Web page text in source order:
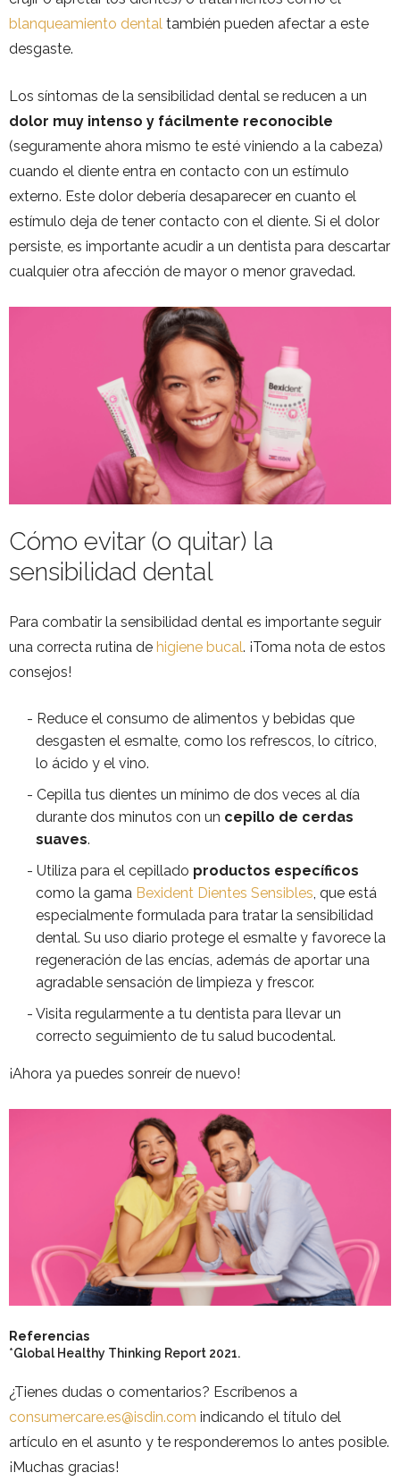
blanqueamiento dental también pueden afectar a este
desgaste.
Los síntomas de la sensibilidad dental se reducen a un
dolor muy intenso y fácilmente reconocible
(seguramente ahora mismo te esté viniendo a la cabeza)
cuando el diente entra en contacto con un estímulo
externo. Este dolor debería desaparecer en cuanto el
estímulo deja de tener contacto con el diente. Si el dolor
persiste, es importante acudir a un dentista para descartar
cualquier otra afección de mayor o menor gravedad.
Cómo evitar (o quitar) la
sensibilidad dental
Para combatir la sensibilidad dental es importante seguir
una correcta rutina de higiene bucal. ¡Toma nota de estos
consejos!
Reduce el consumo de alimentos y bebidas que
desgasten el esmalte, como los refrescos, lo cítrico,
lo ácido y el vino.
Cepilla tus dientes un mínimo de dos veces al día
durante dos minutos con un cepillo de cerdas
suaves.
Utiliza para el cepillado productos específicos
como la gama Bexident Dientes Sensibles , que está
especialmente formulada para tratar la sensibilidad
dental. Su uso diario protege el esmalte y favorece la
regeneración de las encías, además de aportar una
agradable sensación de limpieza y frescor.
Visita regularmente a tu dentista para llevar un
correcto seguimiento de tu salud bucodental.
¡Ahora ya puedes sonreír de nuevo!
Referencias
*Global Healthy Thinking Report 2021.
¿Tienes dudas o comentarios? Escríbenos a
consumercare.es@isdin.com indicando el título del
artículo en el asunto y te responderemos lo antes posible.
¡Muchas gracias!